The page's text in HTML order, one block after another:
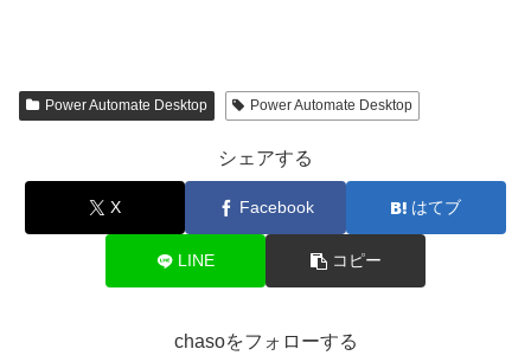
Power Automate Desktop Power Automate Desktop
シェアする
X Facebook はてブ
LINE コピー
chasoをフォローする